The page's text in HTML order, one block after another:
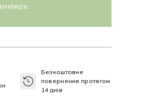
Безкоштовне
повернення протягом
14 днів